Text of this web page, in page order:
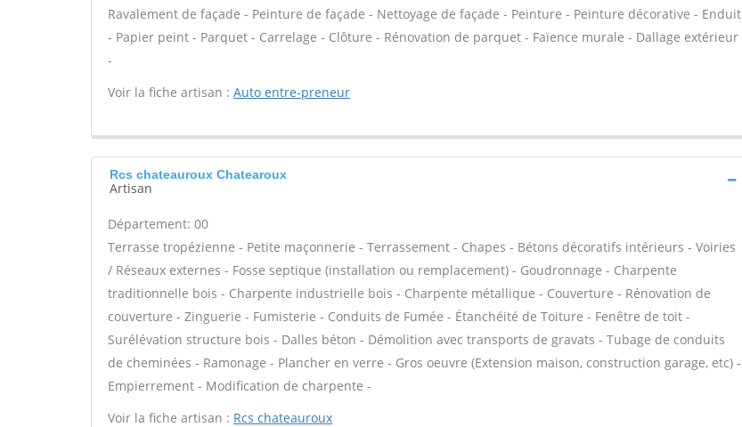
Ravalement de façade - Peinture de façade - Nettoyage de façade - Peinture - Peinture décorative - Enduit
- Papier peint - Parquet - Carrelage - Clôture - Rénovation de parquet - Faïence murale - Dallage extérieur
-
Voir la fiche artisan : Auto entre-preneur
Rcs chateauroux Chatearoux
Artisan
Département: 00
Terrasse tropézienne - Petite maçonnerie - Terrassement - Chapes - Bétons décoratifs intérieurs - Voiries
/ Réseaux externes - Fosse septique (installation ou remplacement) - Goudronnage - Charpente
traditionnelle bois - Charpente industrielle bois - Charpente métallique - Couverture - Rénovation de
couverture - Zinguerie - Fumisterie - Conduits de Fumée - Étanchéité de Toiture - Fenêtre de toit -
Surélévation structure bois - Dalles béton - Démolition avec transports de gravats - Tubage de conduits
de cheminées - Ramonage - Plancher en verre - Gros oeuvre (Extension maison, construction garage, etc) -
Empierrement - Modification de charpente -
Voir la fiche artisan : Rcs chateauroux